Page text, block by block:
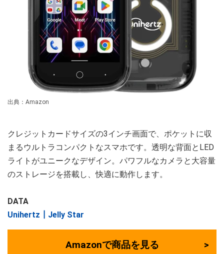
出典：Amazon
クレジットカードサイズの3インチ画面で、ポケットに収
まるウルトラコンパクトなスマホです。透明な背面とLED
ライトがユニークなデザイン。パワフルなカメラと大容量
のストレージを搭載し、快適に動作します。
DATA
Unihertz┃Jelly Star
Amazonで商品を見る